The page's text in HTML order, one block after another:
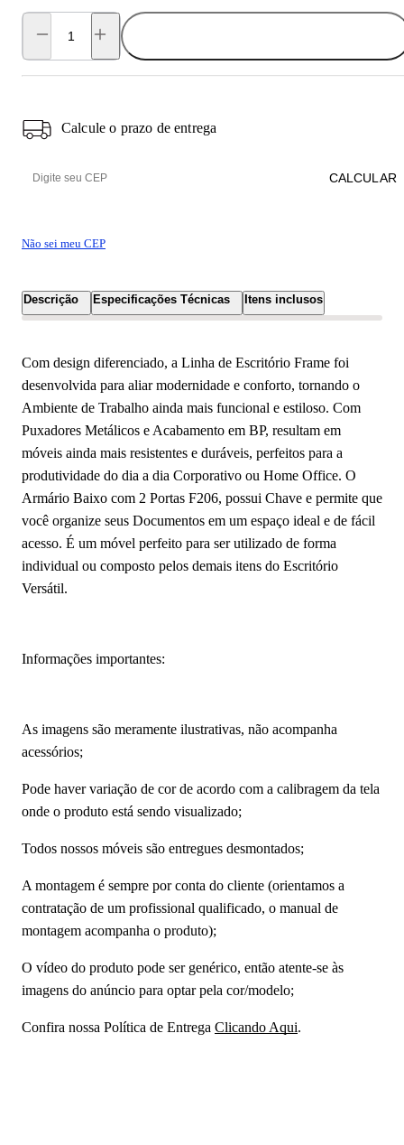
Calcule o prazo de entrega
Não sei meu CEP
CALCULAR
Descrição Especificações Técnicas Itens inclusos
Com design diferenciado, a Linha de Escritório Frame foi
desenvolvida para aliar modernidade e conforto, tornando o
Ambiente de Trabalho ainda mais funcional e estiloso. Com
Puxadores Metálicos e Acabamento em BP, resultam em
móveis ainda mais resistentes e duráveis, perfeitos para a
produtividade do dia a dia Corporativo ou Home Office. O
Armário Baixo com 2 Portas F206, possui Chave e permite que
você organize seus Documentos em um espaço ideal e de fácil
acesso. É um móvel perfeito para ser utilizado de forma
individual ou composto pelos demais itens do Escritório
Versátil.
Informações importantes:
As imagens são meramente ilustrativas, não acompanha
acessórios;
Pode haver variação de cor de acordo com a calibragem da tela
onde o produto está sendo visualizado;
Todos nossos móveis são entregues desmontados;
A montagem é sempre por conta do cliente (orientamos a
contratação de um profissional qualificado, o manual de
montagem acompanha o produto);
O vídeo do produto pode ser genérico, então atente-se às
imagens do anúncio para optar pela cor/modelo;
Confira nossa Política de Entrega Clicando Aqui.